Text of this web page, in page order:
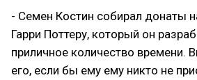
- Семен Костин собирал донаты
Гарри Поттеру, который он
приличное количество времени.
его, если бы ему ему никто не